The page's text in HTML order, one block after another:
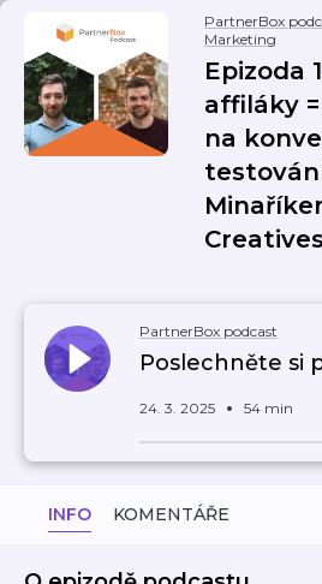
PartnerBox
Marketing
Epizoda
affiláky
na
Creatives
PartnerBox podcast
Poslechněte si
24. 3. 2025 54 min
INFO KOMENTÁŘE